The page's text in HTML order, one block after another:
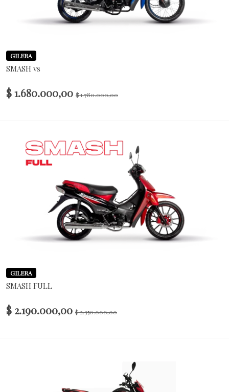
GILERA
SMASH vs
$ 1.680.000,00 $ 1.780.000,00
GILERA
SMASH FULL
$ 2.190.000,00 $ 2.350.000,00